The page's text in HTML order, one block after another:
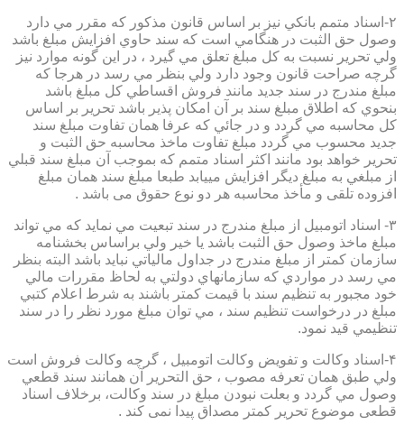
۲-اسناد متمم بانكي نيز بر اساس قانون مذكور كه مقرر مي دارد
وصول حق الثبت در هنگامي است كه سند حاوي افزايش مبلغ باشد
ولي تحرير نسبت به كل مبلغ تعلق مي گيرد ، در اين گونه موارد نيز
گرچه صراحت قانون وجود دارد ولي بنظر مي رسد در هرجا كه
مبلغ مندرج در سند جديد مانند فروش اقساطي كل مبلغ باشد
بنحوي كه اطلاق مبلغ سند بر آن امكان پذير باشد تحرير بر اساس
كل محاسبه مي گردد و در جائي كه عرفا همان تفاوت مبلغ سند
جديد محسوب مي گردد مبلغ تفاوت ماخذ محاسبه حق الثبت و
تحرير خواهد بود مانند اكثر اسناد متمم كه بموجب آن مبلغ سند قبلي
از مبلغي به مبلغ ديگر افزايش مييابد طبعا مبلغ سند همان مبلغ
افزوده تلقی و مأخذ محاسبه هر دو نوع حقوق می باشد .
۳- اسناد اتومبيل از مبلغ مندرج در سند تبعيت مي نمايد كه مي تواند
مبلغ ماخذ وصول حق الثبت باشد يا خير ولي براساس بخشنامه
سازمان كمتر از مبلغ مندرج در جداول مالياتي نبايد باشد البته بنظر
مي رسد در مواردي كه سازمانهاي دولتي به لحاظ مقررات مالي
خود مجبور به تنظيم سند با قيمت كمتر باشند به شرط اعلام كتبي
مبلغ در درخواست تنظيم سند ، مي توان مبلغ مورد نظر را در سند
تنظيمي قيد نمود.
۴-اسناد وكالت و تفويض وكالت اتومبيل ، گرچه وكالت فروش است
ولي طبق همان تعرفه مصوب ، حق التحرير آن همانند سند قطعي
وصول مي گردد و بعلت نبودن مبلغ در سند وكالت، برخلاف اسناد
قطعی موضوع تحریر کمتر مصداق پیدا نمی کند .